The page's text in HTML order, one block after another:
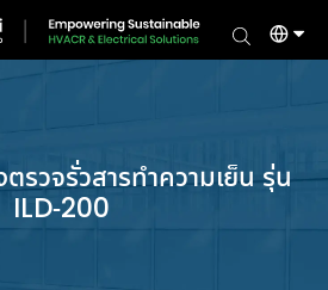
ตรวจรั่วสารทำความเย็น รุ่น
ILD-200